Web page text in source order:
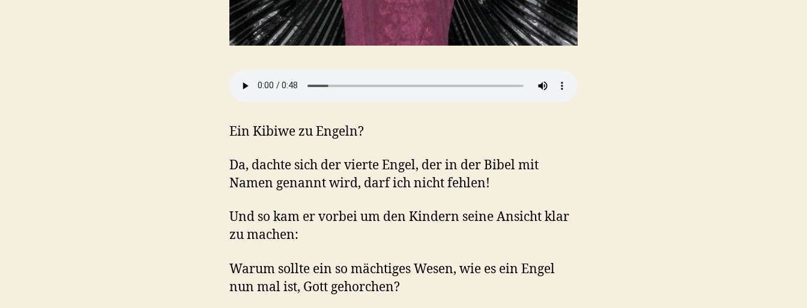
Ein Kibiwe zu Engeln?
Da, dachte sich der vierte Engel, der in der Bibel mit
Namen genannt wird, darf ich nicht fehlen!
Und so kam er vorbei um den Kindern seine Ansicht klar
zu machen:
Warum sollte ein so mächtiges Wesen, wie es ein Engel
nun mal ist, Gott gehorchen?